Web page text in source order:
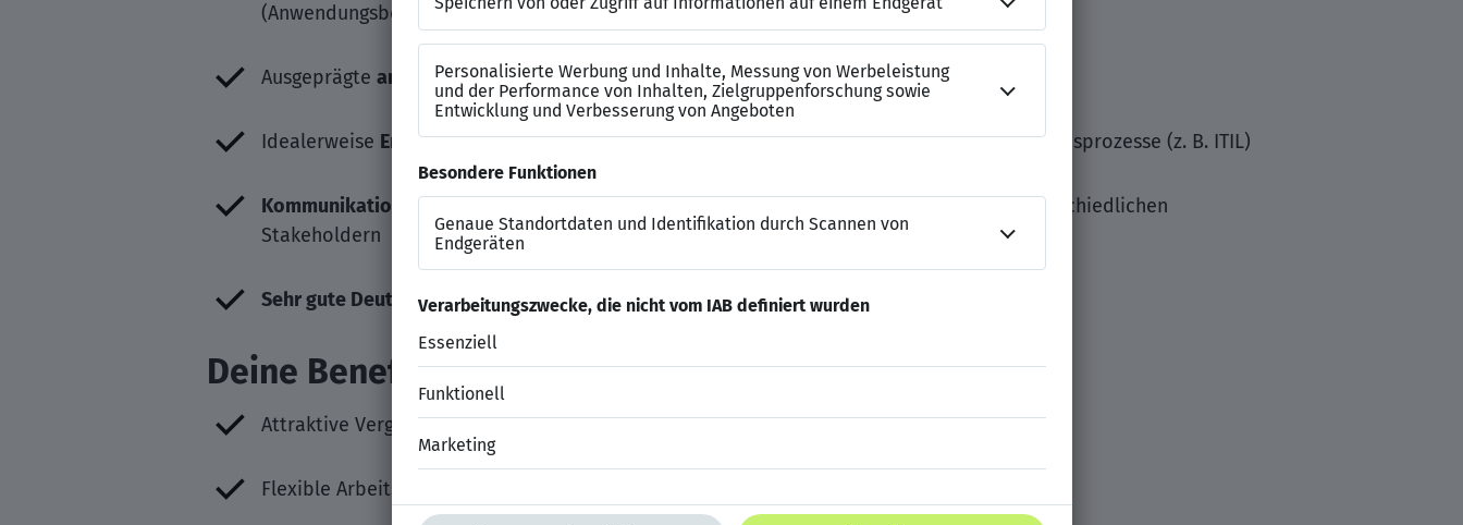
(Anwendungsbetrieb, Weiterentwicklung oder Implementierung)
Ausgeprägte analytische und konzeptionelle Fähigkeitensowie ein strukturiertes Vorgehen
Idealerweise Erfahrung im regulierten Umfeld, ergänzt durch Kenntnisse gängiger IT-Betriebsprozesse (z. B. ITIL)
Kommunikationsstärke
, Teamorientierung und ein souveränes Auftreten gegenüber unterschiedlichen
Stakeholdern
Sehr gute Deutschkenntnissein Wort und Schrift
Deine Benefits
Attraktive Vergütung mit Zusatzleistungen und betrieblicher Altersvorsorge
Flexible Arbeitszeiten und Möglichkeit zum mobilen Arbeiten